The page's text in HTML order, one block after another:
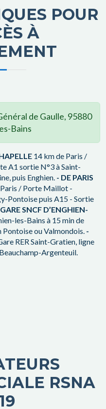
POUR
À
de Gaulle, 95880
Bains
14 km de Paris /
A1 sortie N°3 à Saint-
puis Enghien. - DE PARIS
/ Porte Maillot -
Pontoise puis A15 - Sortie
SNCF D’ENGHIEN-
les-Bains à 15 min de
ou Valmondois. -
RER Saint-Gratien, ligne
Argenteuil.
RSNA